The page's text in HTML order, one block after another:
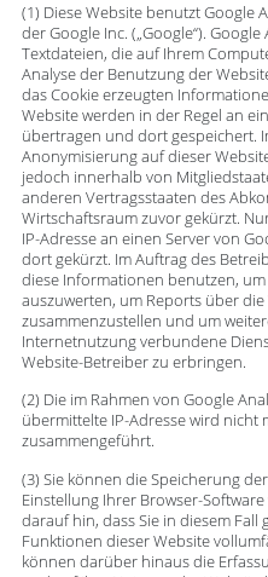
(1) Diese Website benutzt Google
der Google Inc. („Google“).
Textdateien, die auf Ihrem
Analyse der Benutzung der
das Cookie erzeugten
Website werden in der Regel an
übertragen und dort gespeichert.
Anonymisierung auf dieser
jedoch innerhalb von
anderen Vertragsstaaten des
Wirtschaftsraum zuvor gekürzt.
IP-Adresse an einen Server von
dort gekürzt. Im Auftrag des
diese Informationen benutzen,
auszuwerten, um Reports über
zusammenzustellen und um
Internetnutzung verbundene
Website-Betreiber zu erbringen.
(2) Die im Rahmen von Google
übermittelte IP-Adresse wird nicht
zusammengeführt.
(3) Sie können die Speicherung
Einstellung Ihrer Browser-
darauf hin, dass Sie in diesem
Funktionen dieser Website
können darüber hinaus die